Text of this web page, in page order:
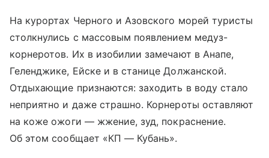
На курортах Черного и Азовского морей туристы
столкнулись с массовым появлением медуз-
корнеротов. Их в изобилии замечают в Анапе,
Геленджике, Ейске и в станице Должанской.
Отдыхающие признаются: заходить в воду стало
неприятно и даже страшно. Корнероты оставляют
на коже ожоги — жжение, зуд, покраснение.
Об этом сообщает «КП — Кубань».